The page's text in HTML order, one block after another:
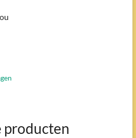
producten